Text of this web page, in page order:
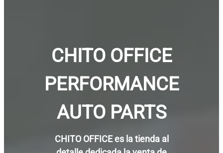
CHITO OFFICE
PERFORMANCE
AUTO PARTS
CHITO OFFICE es la tienda al